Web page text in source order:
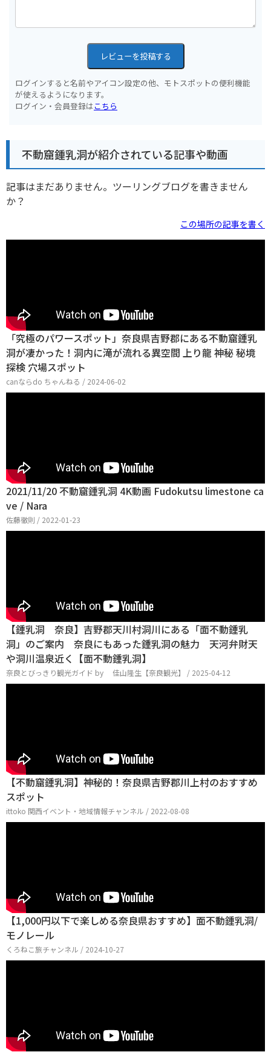
レビューを投稿する
ログインすると名前やアイコン設定の他、モトスポットの便利機能
が使えるようになります。
ログイン・会員登録はこちら
不動窟鍾乳洞が紹介されている記事や動画
記事はまだありません。ツーリングブログを書きません
か？
この場所の記事を書く
「究極のパワースポット」奈良県吉野郡にある不動窟鍾乳
洞が凄かった！洞内に滝が流れる異空間 上り龍 神秘 秘境
探検 穴場スポット
canならdo ちゃんねる / 2024-06-02
2021/11/20 不動窟鍾乳洞 4K動画 Fudokutsu limestone ca
ve / Nara
佐藤徹則 / 2022-01-23
【鍾乳洞 奈良】吉野郡天川村洞川にある「面不動鍾乳
洞」のご案内 奈良にもあった鍾乳洞の魅力 天河弁財天
や洞川温泉近く【面不動鍾乳洞】
奈良とびっきり観光ガイド by 佳山隆生【奈良観光】 / 2025-04-12
【不動窟鍾乳洞】神秘的！奈良県吉野郡川上村のおすすめ
スポット
ittoko 関西イベント・地域情報チャンネル / 2022-08-08
【1,000円以下で楽しめる奈良県おすすめ】面不動鍾乳洞/
モノレール
くろねこ旅チャンネル / 2024-10-27